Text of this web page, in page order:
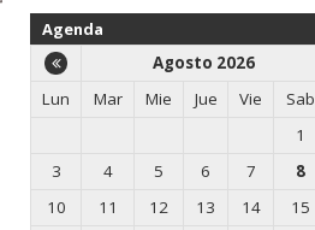
Agenda
Agosto 2026
Lun
Mar Mie Jue Vie Sab
1
3
4 5 6 7 8
10
11 12 13 14 15